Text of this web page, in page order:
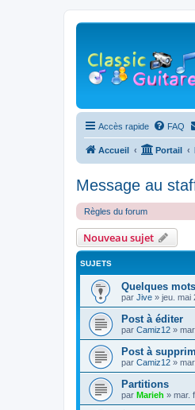
Accès rapide FAQ
Accueil Portail
Message au
Règles du forum
Nouveau sujet
SUJETS
Quelques
par Jive » jeu. mai
Post à éditer
par Camiz12 »
Post à
par Camiz12 »
Partitions
par Marieh » mar.